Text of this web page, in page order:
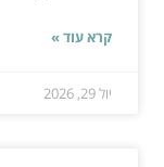
קרא עוד »
יול 29, 2026